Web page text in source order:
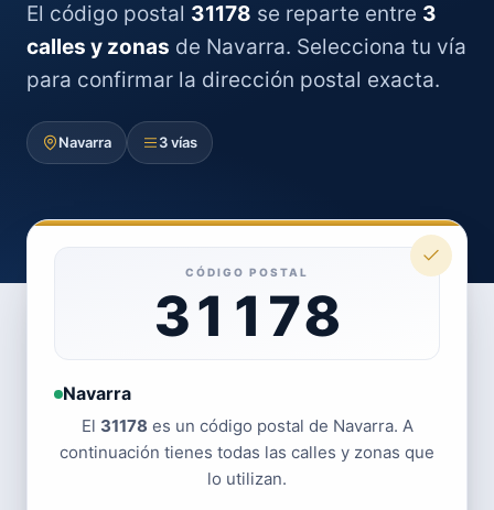
El código postal 31178 se reparte entre 3
calles y zonas de Navarra. Selecciona tu vía
para confirmar la dirección postal exacta.
Navarra 3 vías
CÓDIGO POSTAL
31178
Navarra
El 31178 es un código postal de Navarra. A
continuación tienes todas las calles y zonas que
lo utilizan.